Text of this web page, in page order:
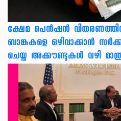
ക്ഷേമ പെൻഷൻ
ബാങ്കുകളെ ഒഴിവാക്കാൻ
ചെയ്ത അക്കൗണ്ടുകൾ വഴി